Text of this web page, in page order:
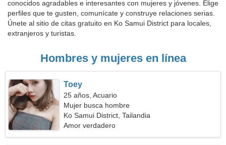
conocidos agradables e interesantes con mujeres y jóvenes. Elige
perfiles que te gusten, comunícate y construye relaciones serias.
Únete al sitio de citas gratuito en Ko Samui District para locales,
extranjeros y turistas.
Hombres y mujeres en línea
Toey
25 años, Acuario
Mujer busca hombre
Ko Samui District, Tailandia
Amor verdadero